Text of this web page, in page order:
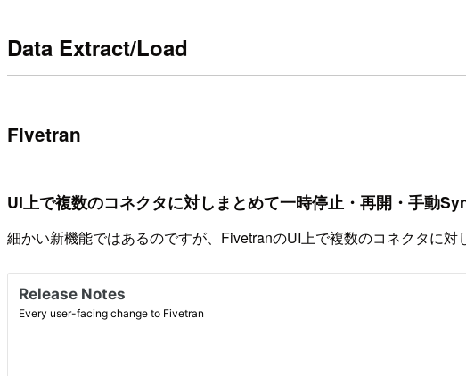
Data Extract/Load
Fivetran
UI上で複数のコネクタに対しまとめて一時停止・再開・手動
細かい新機能ではあるのですが、FivetranのUI上で複数のコネクタに